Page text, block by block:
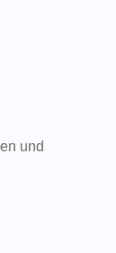
und